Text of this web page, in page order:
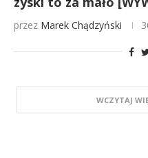
przez Marek Chądzyński
WCZYTAJ